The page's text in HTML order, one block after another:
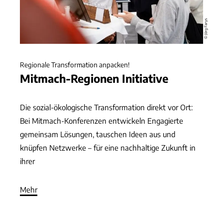
© Jörg Farys
Regionale Transformation anpacken!
Mitmach-Regionen Initiative
Die sozial-ökologische Transformation direkt vor Ort:
Bei Mitmach-Konferenzen entwickeln Engagierte
gemeinsam Lösungen, tauschen Ideen aus und
knüpfen Netzwerke – für eine nachhaltige Zukunft in
ihrer
Mehr